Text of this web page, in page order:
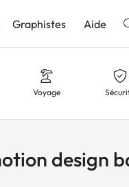
Graphistes Aide
Voyage
design